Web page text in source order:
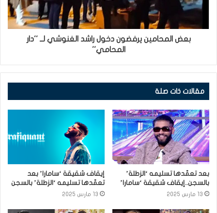
بعض المحامين يرفضون دخول راشد الغنوشي لــ ''دار
المحامي''
مقالات ذات صلة
بعد تعمّدها تسليمه ‘الزطلة’
بالسجن..إيقاف شقيقة ‘سامارا’
13 مارس 2025
إيقاف شقيقة ‘سامارا’ بعد
تعمّدها تسليمه ‘الزطلة’ بالسجن
13 مارس 2025